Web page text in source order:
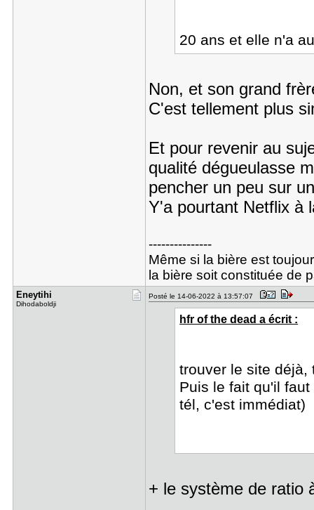
20 ans et elle n'a
Non, et son grand
C'est tellement plus
Et pour revenir au
qualité dégueulasse
pencher un peu sur
Y'a pourtant Netflix à
---------------
Même si la bière est
la bière soit constituée de
Eneytihi
Dihodaboldji
Posté le 14-06-2022 à 13:57:07
hfr of the dead a écrit :
trouver le site déjà,
Puis le fait qu'il
tél, c'est immédiat)
+ le système de ratio